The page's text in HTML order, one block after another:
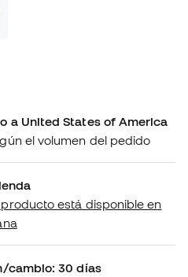
a United States of America
el volumen del pedido
está disponible en
cambio: 30 días